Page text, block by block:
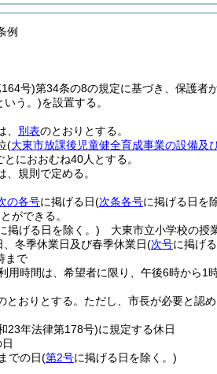
例
号)第34条の8の規定に基づき、保護者
いう。)を設置する。
別表のとおりとする。
(大東市放課後児童健全育成事業の設備及
とにおおむね40人とする。
規則で定める。
の各号に掲げる日(次条各号に掲げる日を
ができる。
掲げる日を除く。) 大東市立小学校の授
冬季休業日及び春季休業日(次号に掲げ
まで
用時間は、希望者に限り、午後6時から1
おりとする。 ただし、市長が必要と認
23年法律第178号)に規定する休日
での日(第2号に掲げる日を除く。)